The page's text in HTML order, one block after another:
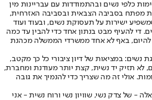
כלפי נשים ובהתמודדות עם עבריינות מין
מפתח בסביבה הצבאית ובסביבה האזרחית,
ישירות על תעסוקת נשים, ובעוד ועוד
די להעיף מבט בנתון אחד כדי להבין עד כמה
להיום, באף לא אחד ממשרדי הממשלה מכהנת
נשים: במציאות של דיון ציבורי כל כך מקטב,
לא תזיק יד נשית, קצת יותר מעודנת ומחברת,
אולי זה מה שצריך כדי להנמיך את גובה
- של צדק נשי, שוויון נשי ורוח נשית - אני